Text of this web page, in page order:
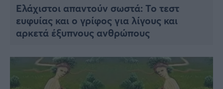
Ελάχιστοι απαντούν σωστά: Το τεστ
ευφυίας και ο γρίφος για λίγους και
αρκετά έξυπνους ανθρώπους